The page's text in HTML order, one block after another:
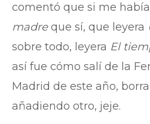
comentó que si me
madreque sí, que leyera
sobre todo, leyera El
así fue cómo salí de la
Madrid de este año,
añadiendo otro, jeje.